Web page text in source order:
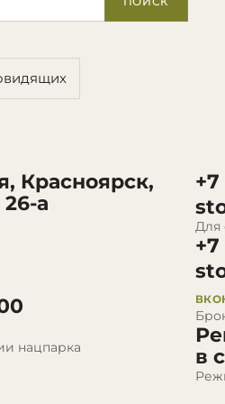
Красноярск,
а
нацпарка
Для
+7
в